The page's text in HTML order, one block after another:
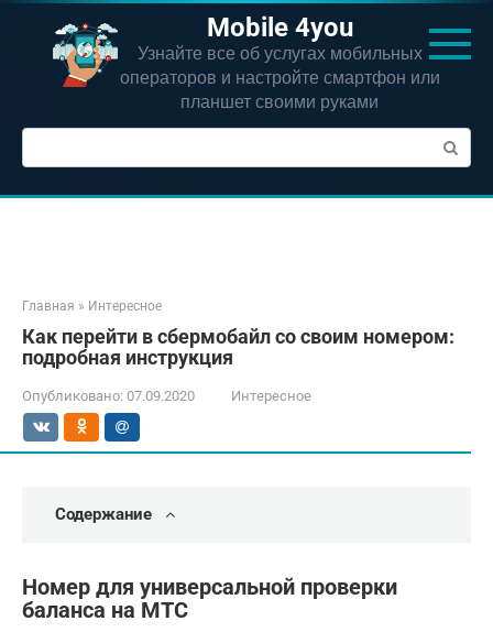
Перейти
контенту
Mobile 4you
Узнайте все об услугах мобильных
операторов и настройте смартфон или
планшет своими руками
Поиск:
Главная » Интересное
Как перейти в сбермобайл со своим номером:
подробная инструкция
Опубликовано: 07.09.2020 Интересное
Содержание
Номер для универсальной проверки
баланса на МТС